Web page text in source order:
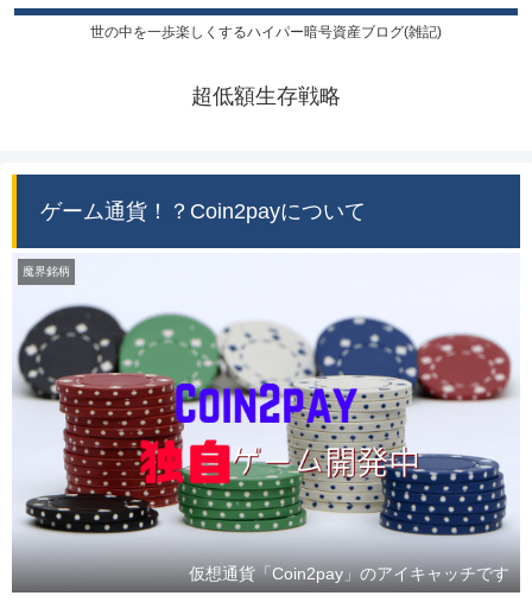
世の中を一歩楽しくするハイパー暗号資産ブログ(雑記)
超低額生存戦略
ゲーム通貨！？Coin2payについて
魔界銘柄
仮想通貨「Coin2pay」のアイキャッチです